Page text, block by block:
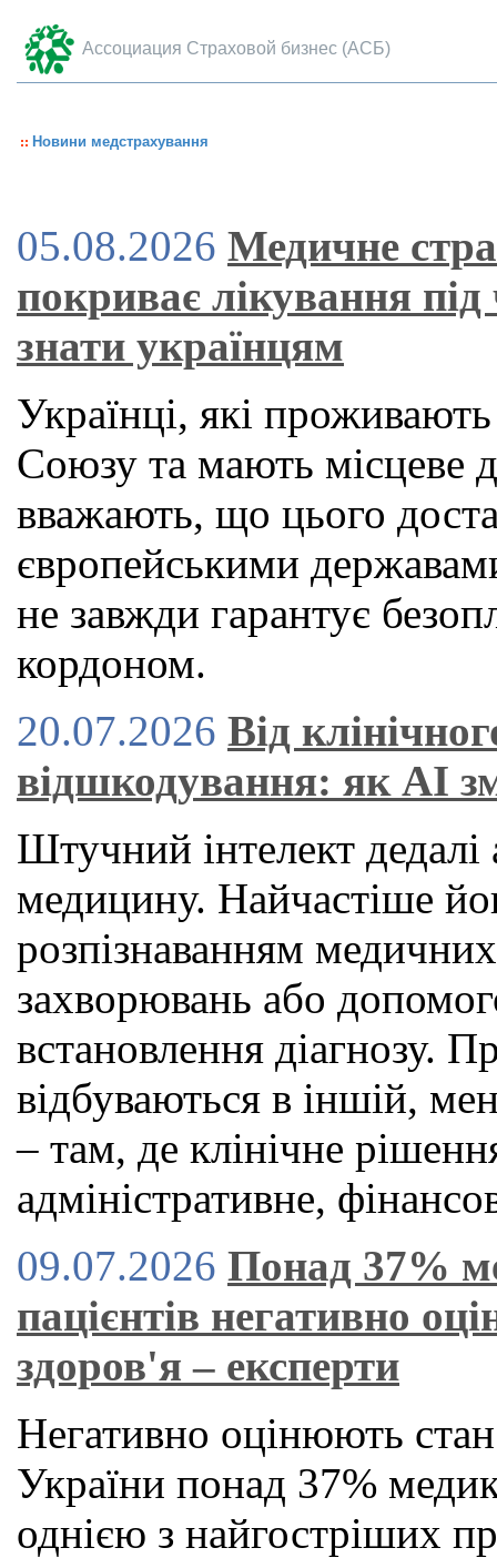
Ассоциация Страховой бизнес (АСБ)
Новини медстрахування
05.08.2026 Медичне
покриває лікування
знати українцям
Українці, які
Союзу та мають місцеве
вважають, що цього
європейськими
не завжди гарантує
кордоном.
20.07.2026 Від
відшкодування: як AI
Штучний інтелект
медицину. Найчастіше
розпізнаванням
захворювань або
встановлення діагнозу.
відбуваються в іншій,
– там, де клінічне
адміністративне,
09.07.2026 Понад 37%
пацієнтів негативно
здоров'я – експерти
Негативно оцінюють
України понад 37%
однією з найгостріших